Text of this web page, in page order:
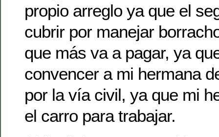
propio arreglo ya que el
cubrir por manejar
que más va a pagar, ya
convencer a mi hermana
por la vía civil, ya que mi
el carro para trabajar.